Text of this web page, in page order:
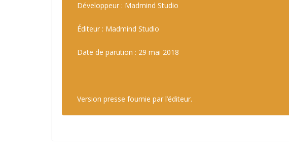
Développeur : Madmind Studio
Éditeur : Madmind Studio
Date de parution : 29 mai 2018
Version presse fournie par l’éditeur.